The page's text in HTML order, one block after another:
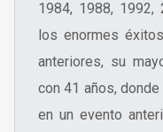
1984, 1988, 1992,
los enormes
anteriores, su
con 41 años,
en un evento